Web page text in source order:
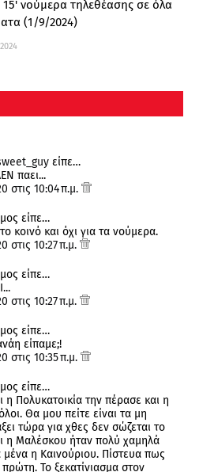
15' νούμερα τηλεθέασης σε όλα
(1/9/2024)
είπε…
παει...
στις 10:04 π.μ.
είπε…
κοινό και όχι για τα νούμερα.
στις 10:27 π.μ.
είπε…
στις 10:27 π.μ.
είπε…
είπαμε;!
στις 10:35 π.μ.
είπε…
η Πολυκατοικία την πέρασε και η
Θα μου πείτε είναι τα μη
τώρα για χθες δεν σώζεται το
η Μαλέσκου ήταν πολύ χαμηλά
μένα η Καινούριου. Πίστευα πως
Το ξεκατίνιασμα στον